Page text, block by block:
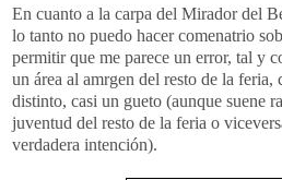
En cuanto a la carpa del Mirador del
lo tanto no puedo hacercomenatrio
permitir que me parece un error, tal y
un área al amrgen del resto de la feria,
distinto, casi un gueto (aunque suene
juventud del resto de la feria o
verdadera intención).